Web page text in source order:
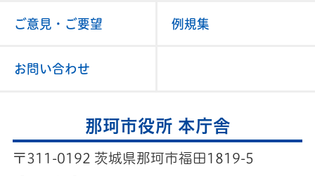
ご意見・ご要望 例規集
お問い合わせ
那珂市役所 本庁舎
〒311-0192 茨城県那珂市福田1819-5